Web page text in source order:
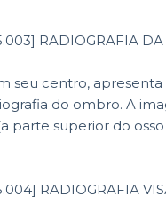
RADIOGRAFIA
seu centro,
do ombro. A
parte superior do
RADIOGRAFIA